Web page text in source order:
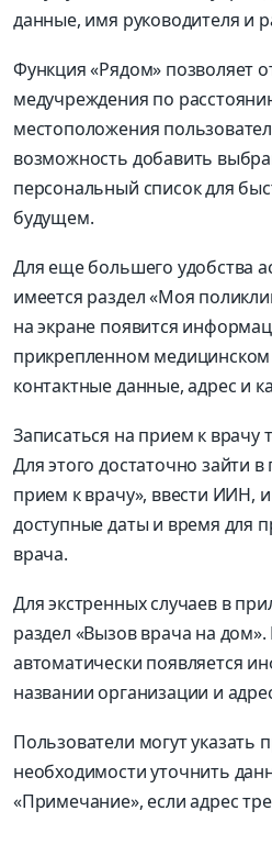
данные, имя руководителя и
Функция «Рядом» позволяет
медучреждения по
местоположения
возможность добавить
персональный список для
будущем.
Для еще большего удобства
имеется раздел «Моя
на экране появится
прикрепленном
контактные данные, адрес и
Записаться на прием к
Для этого достаточно зайти
прием к врачу», ввести ИИН,
доступные даты и время для
врача.
Для экстренных случаев в
раздел «Вызов врача на
автоматически появляется
названии организации и
Пользователи могут указать
необходимости уточнить
«Примечание», если адрес